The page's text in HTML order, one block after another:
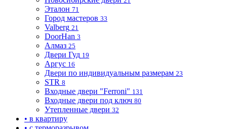
Эталон 71
Город мастеров 33
Valberg 21
DoorHan 3
Алмаз 25
Двери Гуд 19
Аргус 16
Двери по индивидуальным размерам 23
STR 8
Входные двери "Ferroni" 131
Входные двери под ключ 80
Утепленные двери 32
• в квартиру